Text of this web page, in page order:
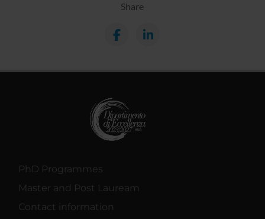
Share
PhD Programmes
Master and Post Lauream
Contact information